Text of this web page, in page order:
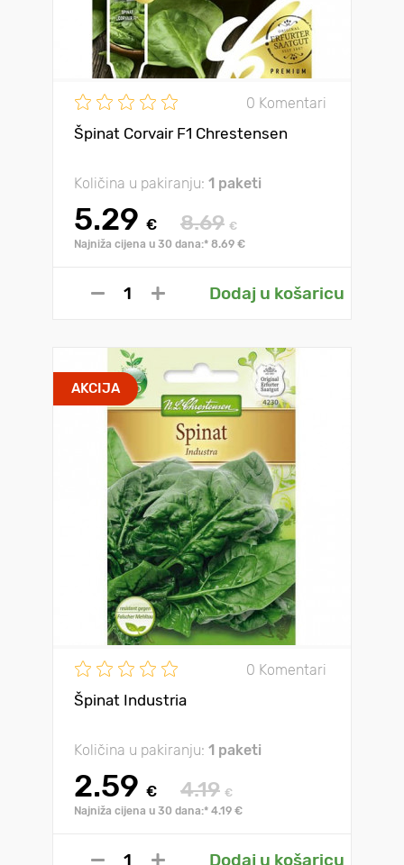
0 Komentari
Špinat Corvair F1 Chrestensen
Količina u pakiranju: 1 paketi
5.29 € 8.69 €
Najniža cijena u 30 dana:* 8.69 €
Dodaj u košaricu
AKCIJA
0 Komentari
Špinat Industria
Količina u pakiranju: 1 paketi
2.59 € 4.19 €
Najniža cijena u 30 dana:* 4.19 €
Dodaj u košaricu